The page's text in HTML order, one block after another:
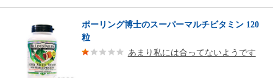
ポーリング博士のスーパーマルチビタミン 120
粒
あまり私には合ってないようです